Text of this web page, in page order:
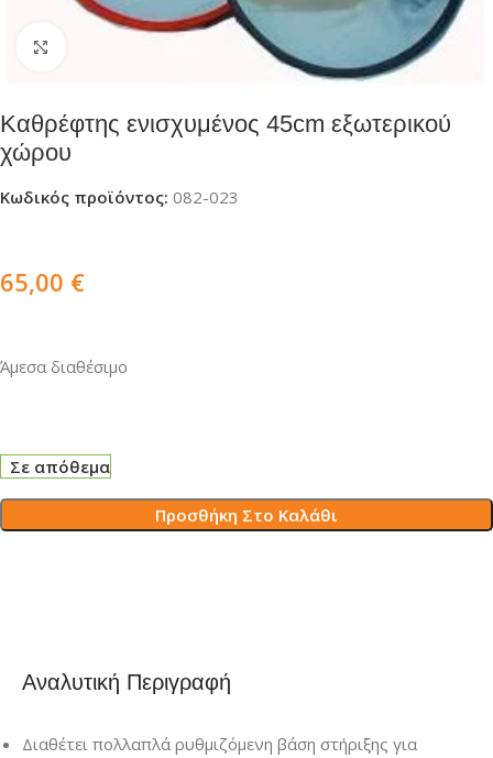
Καθρέφτης ενισχυμένος 45cm εξωτερικού
χώρου
Κωδικός προϊόντος: 082-023
65,00 €
Άμεσα διαθέσιμο
Σε απόθεμα
Προσθήκη Στο Καλάθι
Αναλυτική Περιγραφή
Διαθέτει πολλαπλά ρυθμιζόμενη βάση στήριξης για